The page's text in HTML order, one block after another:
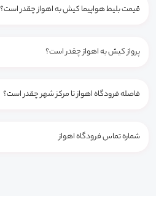
قیمت بلیط هواپیما کیش به اهواز چقدر است؟
پرواز کیش به اهواز چقدر است؟
فاصله فرودگاه اهواز تا مرکز شهر چقدر است؟
شماره تماس فرودگاه اهواز